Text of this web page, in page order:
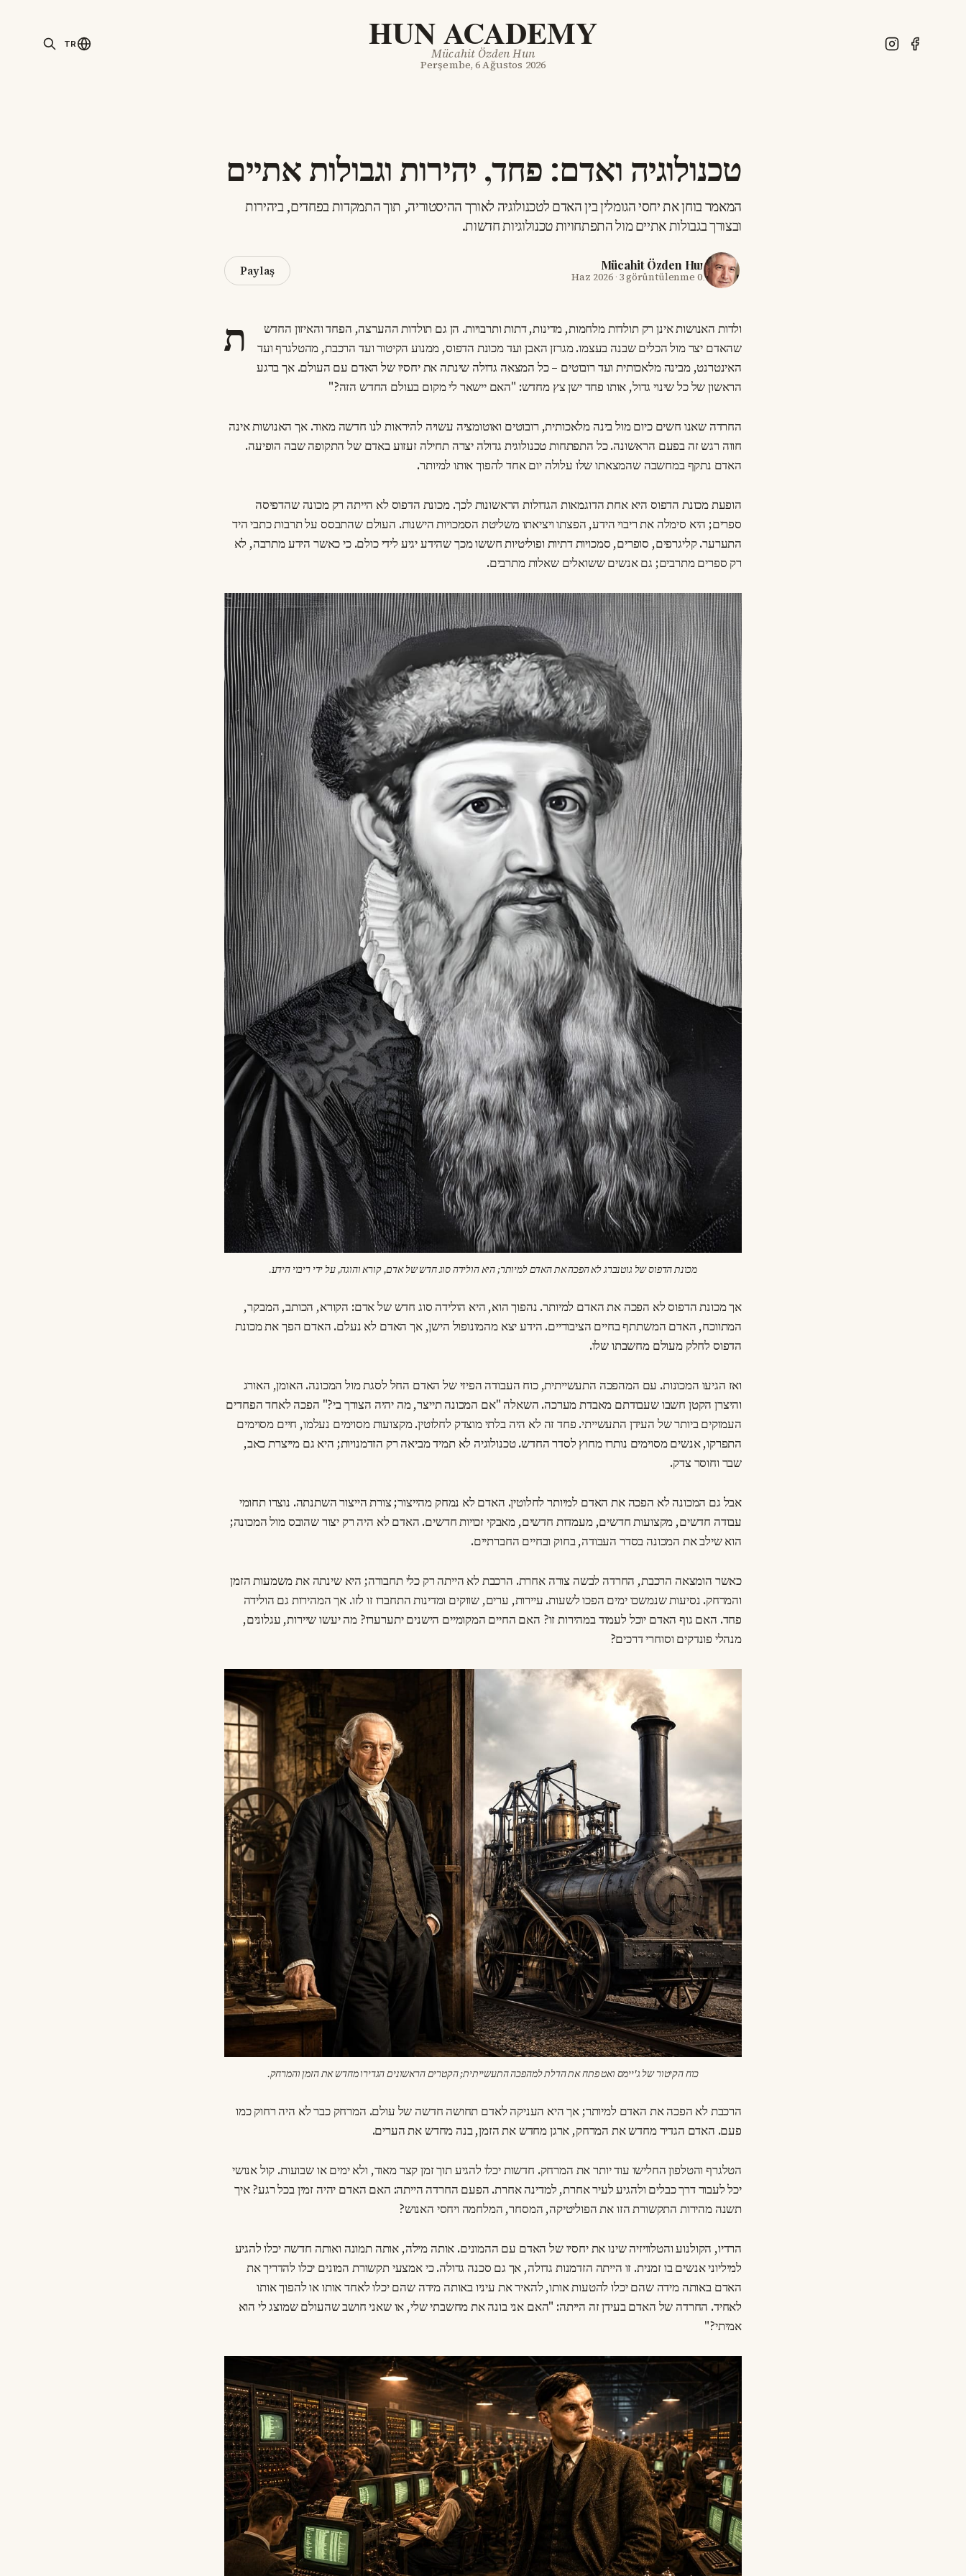
HUN ACADEMY
Mücahit Özden Hun
Perşembe, 6 Ağustos 2026
TR
טכנולוגיה ואדם: פחד, יהירות וגבולות אתיים
המאמר בוחן את יחסי הגומלין בין האדם לטכנולוגיה לאורך ההיסטוריה, תוך התמקדות בפחדים, ביהירות
ובצורך בגבולות אתיים מול התפתחויות טכנולוגיות חדשות.
Mücahit Özden Hun
09 Haz 2026
· 3 görüntülenme
Paylaş
ת
ולדות האנושות אינן רק תולדות מלחמות, מדינות, דתות ותרבויות. הן גם תולדות ההערצה, הפחד והאיזון החדש
שהאדם יצר מול הכלים שבנה בעצמו. מגרזן האבן ועד מכונת הדפוס, ממנוע הקיטור ועד הרכבת, מהטלגרף ועד
האינטרנט, מבינה מלאכותית ועד רובוטים – כל המצאה גדולה שינתה את יחסיו של האדם עם העולם. אך ברגע
הראשון של כל שינוי גדול, אותו פחד ישן צץ מחדש: "האם יישאר לי מקום בעולם החדש הזה?"
החרדה שאנו חשים כיום מול בינה מלאכותית, רובוטים ואוטומציה עשויה להיראות לנו חדשה מאוד. אך האנושות אינה
חווה רגש זה בפעם הראשונה. כל התפתחות טכנולוגית גדולה יצרה תחילה זעזוע באדם של התקופה שבה הופיעה.
האדם נתקף במחשבה שהמצאתו שלו עלולה יום אחד להפוך אותו למיותר.
הופעת מכונת הדפוס היא אחת הדוגמאות הגדולות הראשונות לכך. מכונת הדפוס לא הייתה רק מכונה שהדפיסה
ספרים; היא סימלה את ריבוי הידע, הפצתו ויציאתו משליטת הסמכויות הישנות. העולם שהתבסס על תרבות כתבי היד
התערער. קליגרפים, סופרים, סמכויות דתיות ופוליטיות חששו מכך שהידע יגיע לידי כולם. כי כאשר הידע מתרבה, לא
רק ספרים מתרבים; גם אנשים ששואלים שאלות מתרבים.
מכונת הדפוס של גוטנברג לא הפכה את האדם למיותר; היא הולידה סוג חדש של אדם, קורא והוגה, על ידי ריבוי הידע.
אך מכונת הדפוס לא הפכה את האדם למיותר. נהפוך הוא, היא הולידה סוג חדש של אדם: הקורא, הכותב, המבקר,
המתווכח, האדם המשתתף בחיים הציבוריים. הידע יצא מהמונופול הישן, אך האדם לא נעלם. האדם הפך את מכונת
הדפוס לחלק מעולם מחשבתו שלו.
ואז הגיעו המכונות. עם המהפכה התעשייתית, כוח העבודה הפיזי של האדם החל לסגת מול המכונה. האומן, האורג
והיצרן הקטן חשבו שעבודתם מאבדת מערכה. השאלה "אם המכונה תייצר, מה יהיה הצורך בי?" הפכה לאחד הפחדים
העמוקים ביותר של העידן התעשייתי. פחד זה לא היה בלתי מוצדק לחלוטין. מקצועות מסוימים נעלמו, חיים מסוימים
התפרקו, אנשים מסוימים נותרו מחוץ לסדר החדש. טכנולוגיה לא תמיד מביאה רק הזדמנויות; היא גם מייצרת כאב,
שבר וחוסר צדק.
אבל גם המכונה לא הפכה את האדם למיותר לחלוטין. האדם לא נמחק מהייצור; צורת הייצור השתנתה. נוצרו תחומי
עבודה חדשים, מקצועות חדשים, מעמדות חדשים, מאבקי זכויות חדשים. האדם לא היה רק יצור שהובס מול המכונה;
הוא שילב את המכונה בסדר העבודה, בחוק ובחיים החברתיים.
כאשר הומצאה הרכבת, החרדה לבשה צורה אחרת. הרכבת לא הייתה רק כלי תחבורה; היא שינתה את משמעות הזמן
והמרחק. נסיעות שנמשכו ימים הפכו לשעות. עיירות, ערים, שווקים ומדינות התחברו זו לזו. אך המהירות גם הולידה
פחד. האם גוף האדם יוכל לעמוד במהירות זו? האם החיים המקומיים הישנים יתערערו? מה יעשו שיירות, עגלונים,
מנהלי פונדקים וסוחרי דרכים?
כוח הקיטור של ג'יימס ואט פתח את הדלת למהפכה התעשייתית; הקטרים הראשונים הגדירו מחדש את הזמן והמרחק.
הרכבת לא הפכה את האדם למיותר; אך היא העניקה לאדם תחושה חדשה של עולם. המרחק כבר לא היה רחוק כמו
פעם. האדם הגדיר מחדש את המרחק, ארגן מחדש את הזמן, בנה מחדש את הערים.
הטלגרף והטלפון החלישו עוד יותר את המרחק. חדשות יכלו להגיע תוך זמן קצר מאוד, ולא ימים או שבועות. קול אנושי
יכל לעבור דרך כבלים ולהגיע לעיר אחרת, למדינה אחרת. הפעם החרדה הייתה: האם האדם יהיה זמין בכל רגע? איך
תשנה מהירות התקשורת הזו את הפוליטיקה, המסחר, המלחמה ויחסי האנוש?
הרדיו, הקולנוע והטלוויזיה שינו את יחסיו של האדם עם ההמונים. אותה מילה, אותה תמונה ואותה חדשה יכלו להגיע
למיליוני אנשים בו זמנית. זו הייתה הזדמנות גדולה, אך גם סכנה גדולה. כי אמצעי תקשורת המונים יכלו להדריך את
האדם באותה מידה שהם יכלו להטעות אותו, להאיר את עיניו באותה מידה שהם יכלו לאחד אותו או להפוך אותו
לאחיד. החרדה של האדם בעידן זה הייתה: "האם אני בונה את מחשבתי שלי, או שאני חושב שהעולם שמוצג לי הוא
אמיתי?"